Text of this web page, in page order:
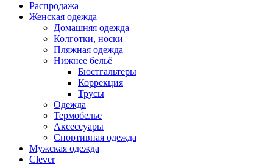
Распродажа
Женская одежда
Домашняя одежда
Колготки, носки
Пляжная одежда
Нижнее бельё
Бюстгальтеры
Коррекция
Трусы
Одежда
Термобелье
Аксессуары
Спортивная одежда
Мужская одежда
Clever